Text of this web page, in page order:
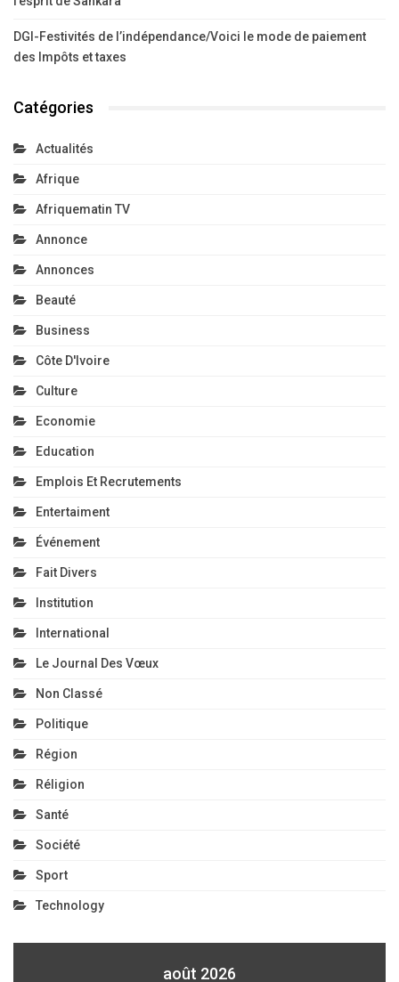
DGI-Festivités de l’indépendance/Voici le mode de paiement
des Impôts et taxes
Catégories
Actualités
Afrique
Afriquematin TV
Annonce
Annonces
Beauté
Business
Côte D'Ivoire
Culture
Economie
Education
Emplois Et Recrutements
Entertaiment
Événement
Fait Divers
Institution
International
Le Journal Des Vœux
Non Classé
Politique
Région
Réligion
Santé
Société
Sport
Technology
août 2026